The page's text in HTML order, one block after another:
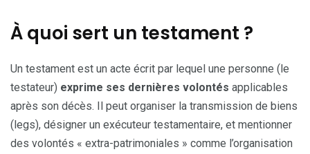
À quoi sert un testament ?
Un testament est un acte écrit par lequel une personne (le
testateur) exprime ses dernières volontés applicables
après son décès. Il peut organiser la transmission de biens
(legs), désigner un exécuteur testamentaire, et mentionner
des volontés « extra-patrimoniales » comme l’organisation